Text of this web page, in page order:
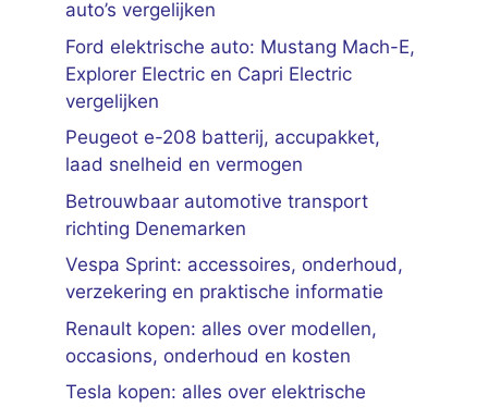
auto’s vergelijken
Ford elektrische auto: Mustang Mach-E,
Explorer Electric en Capri Electric
vergelijken
Peugeot e-208 batterij, accupakket,
laad snelheid en vermogen
Betrouwbaar automotive transport
richting Denemarken
Vespa Sprint: accessoires, onderhoud,
verzekering en praktische informatie
Renault kopen: alles over modellen,
occasions, onderhoud en kosten
Tesla kopen: alles over elektrische